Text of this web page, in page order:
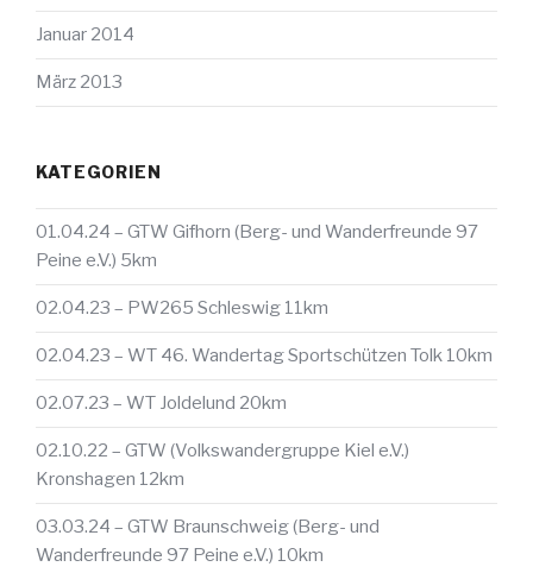
Januar 2014
März 2013
KATEGORIEN
01.04.24 – GTW Gifhorn (Berg- und Wanderfreunde 97
Peine e.V.) 5km
02.04.23 – PW265 Schleswig 11km
02.04.23 – WT 46. Wandertag Sportschützen Tolk 10km
02.07.23 – WT Joldelund 20km
02.10.22 – GTW (Volkswandergruppe Kiel e.V.)
Kronshagen 12km
03.03.24 – GTW Braunschweig (Berg- und
Wanderfreunde 97 Peine e.V.) 10km